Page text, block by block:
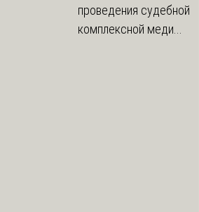
проведения судебной
комплексной меди...